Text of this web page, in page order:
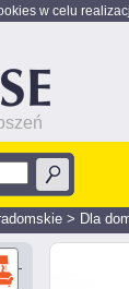
w celu
> Dla